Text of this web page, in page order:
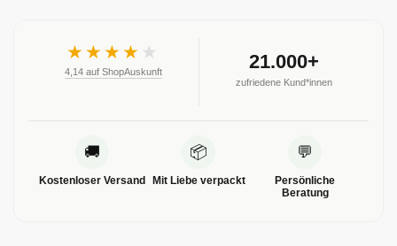
★★★★ ★
4,14 auf ShopAuskunft 21.000+
zufriedene Kund*innen
🚚
Kostenloser Versand
📦
Mit Liebe verpackt
💬
Persönliche
Beratung